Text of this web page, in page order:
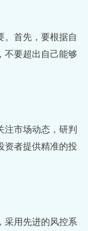
。首先，要根据自
不要超出自己能够
注市场动态，研判
资者提供精准的投
采用先进的风控系